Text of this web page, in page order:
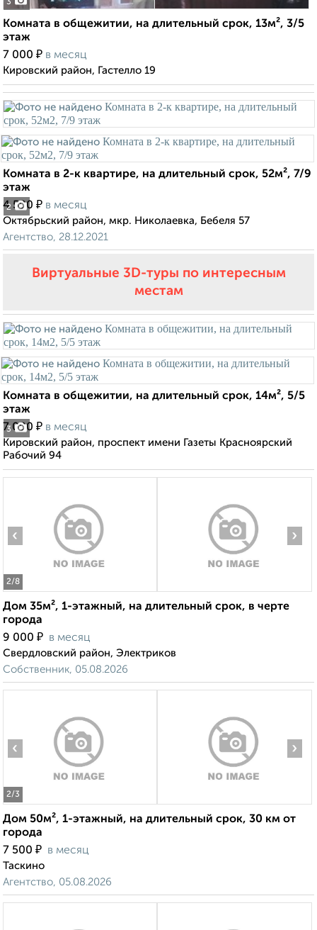
3
Комната в общежитии, на длительный срок, 13м², 3/5
этаж
7 000 ₽ в месяц
Кировский район, Гастелло 19
2
Комната в 2-к квартире, на длительный срок, 52м², 7/9
этаж
4 500 ₽ в месяц
Октябрьский район, мкр. Николаевка, Бебеля 57
Агентство, 28.12.2021
Виртуальные 3D-туры по интересным
местам
3
Комната в общежитии, на длительный срок, 14м², 5/5
этаж
7 000 ₽ в месяц
Кировский район, проспект имени Газеты Красноярский
Рабочий 94
2/8
‹ ›
Дом 35м², 1-этажный, на длительный срок, в черте
города
9 000 ₽ в месяц
Свердловский район, Электриков
Собственник, 05.08.2026
2/3
‹ ›
Дом 50м², 1-этажный, на длительный срок, 30 км от
города
7 500 ₽ в месяц
Таскино
Агентство, 05.08.2026